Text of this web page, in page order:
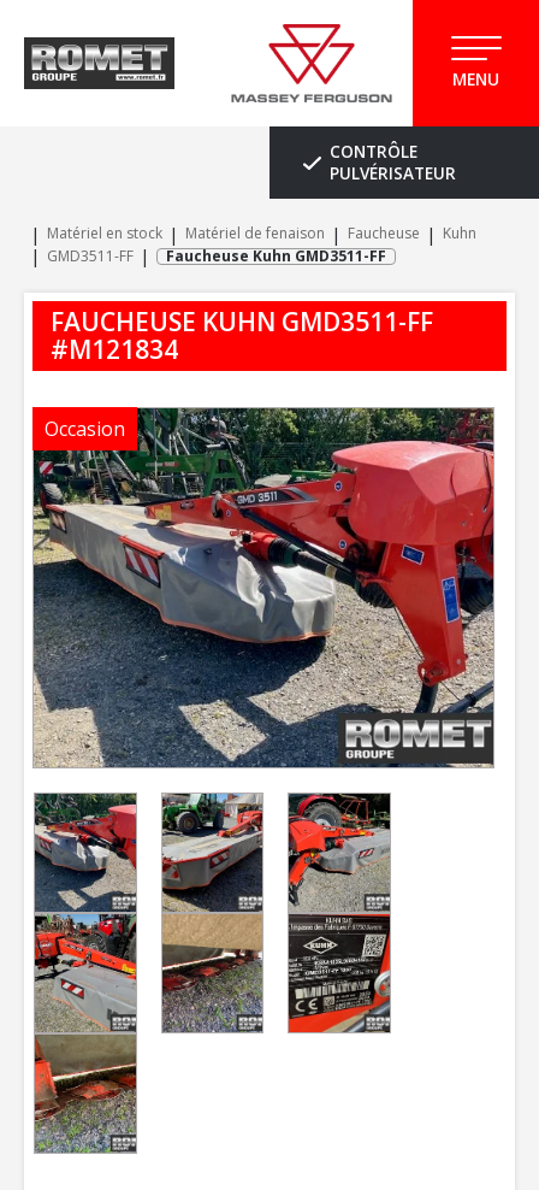
MENU
CONTRÔLE
PULVÉRISATEUR
Matériel en stock Matériel de fenaison Faucheuse
Kuhn
GMD3511-FF
Faucheuse Kuhn GMD3511-FF
FAUCHEUSE KUHN GMD3511-FF
#M121834
Occasion